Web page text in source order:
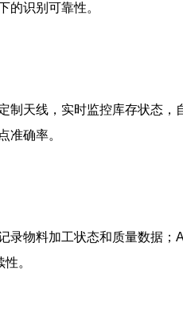
的识别可靠性。
制天线，实时监控库存状态
准确率。
录物料加工状态和质量数据
。